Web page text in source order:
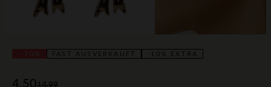
FAST AUSVERKAUFT -10% EXTRA
4.50